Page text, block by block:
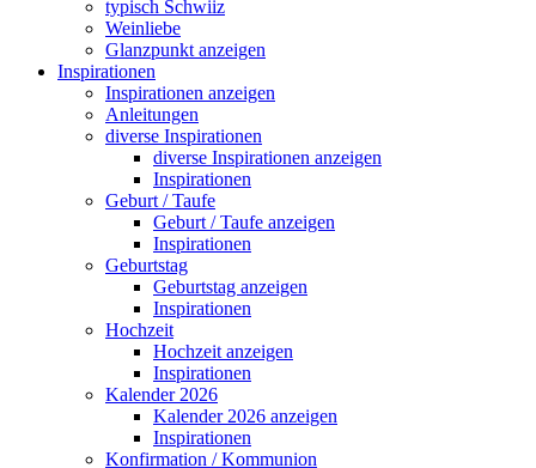
typisch Schwiiz
Weinliebe
Glanzpunkt anzeigen
Inspirationen
Inspirationen anzeigen
Anleitungen
diverse Inspirationen
diverse Inspirationen anzeigen
Inspirationen
Geburt / Taufe
Geburt / Taufe anzeigen
Inspirationen
Geburtstag
Geburtstag anzeigen
Inspirationen
Hochzeit
Hochzeit anzeigen
Inspirationen
Kalender 2026
Kalender 2026 anzeigen
Inspirationen
Konfirmation / Kommunion